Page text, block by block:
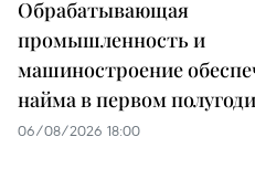
Обрабатывающая
промышленность и
машиностроение
найма в первом
06/08/2026 18:00